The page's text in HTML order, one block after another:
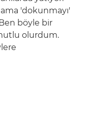
'dokunmayı'
böyle bir
olurdum.